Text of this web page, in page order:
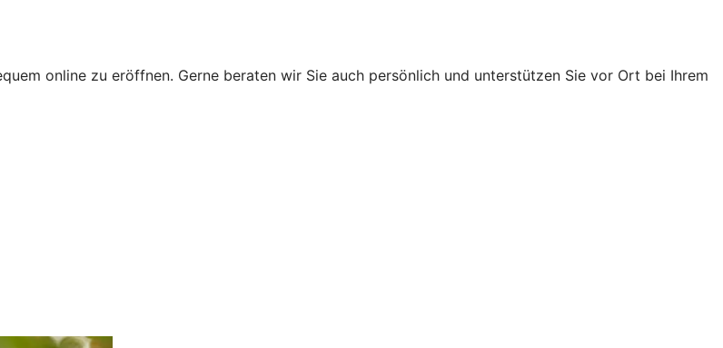
online zu eröffnen. Gerne beraten wir Sie auch persönlich und unterstützen Sie vor Ort bei Ihrem